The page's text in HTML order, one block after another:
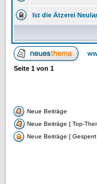
Ist die Ätzerei
Seite 1 von 1
Neue Beiträge
Neue Beiträge [ Top-
Neue Beiträge [ Gesperrt